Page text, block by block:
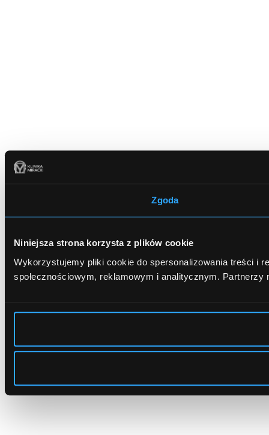
Zgoda
Niniejsza strona korzysta z plików cookie
Wykorzystujemy pliki cookie do spersonalizowania treści i
społecznościowym, reklamowym i analitycznym. Partnerzy